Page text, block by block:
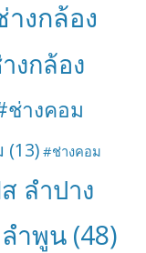
งกล้อง
งกล้อง
ช่างคอม
(13) #ช่างคอม
ลำปาง
ำพูน (48)